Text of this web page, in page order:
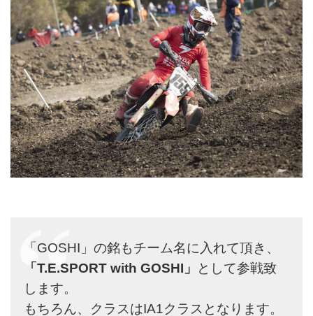
「GOSHI」の銘もチーム名に入れて頂き、
「T.E.SPORT with GOSHI」
として参戦致
します。
もちろん、クラスはIA1クラスとなります。